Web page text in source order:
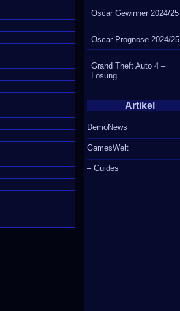
Oscar Gewinner 2024/25
Oscar Prognose 2024/25
Grand Theft Auto 4 –
Lösung
Artikel
DemoNews
GamesWelt
– Guides